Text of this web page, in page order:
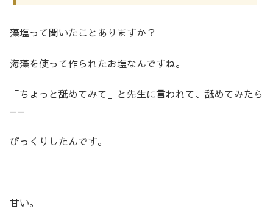
藻塩って聞いたことありますか？
海藻を使って作られたお塩なんですね。
「ちょっと舐めてみて」と先生に言われて、舐めてみたら
——
びっくりしたんです。
甘い。